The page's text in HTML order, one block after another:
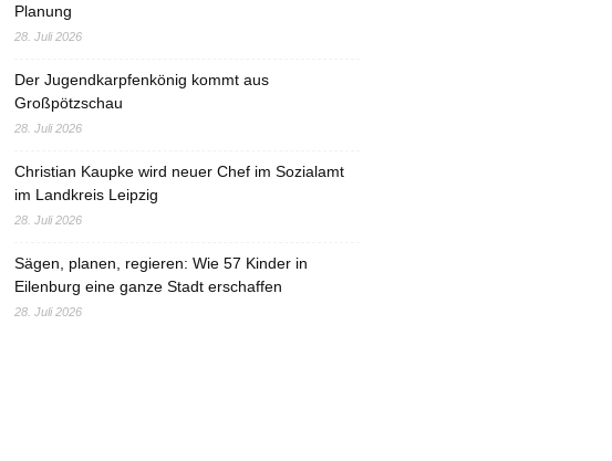
Planung
28. Juli 2026
Der Jugendkarpfenkönig kommt aus
Großpötzschau
28. Juli 2026
Christian Kaupke wird neuer Chef im Sozialamt
im Landkreis Leipzig
28. Juli 2026
Sägen, planen, regieren: Wie 57 Kinder in
Eilenburg eine ganze Stadt erschaffen
28. Juli 2026